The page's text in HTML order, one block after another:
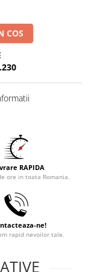
COS
RAPIDA
ore in toata Romania.
ne!
rapid nevoilor tale.